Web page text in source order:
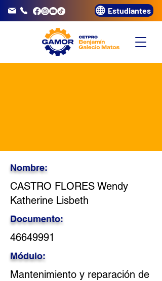
3320072 Estudiantes
Nombre:
CASTRO FLORES Wendy
Katherine Lisbeth
Documento:
46649991
Módulo:
Mantenimiento y reparación de